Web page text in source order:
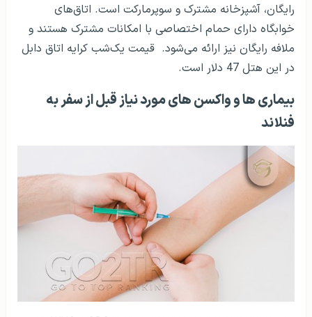
رایگان، آشپزخانه مشترک و سوپرمارکت است. اتاق‌های
خوابگاه دارای حمام اختصاصی با امکانات مشترک هستند و
ملافه رایگان نیز ارائه می‌شود. قیمت یک‌شب کرایه اتاق دابل
در این هتل 47 دلار است.
بیماری ها و واکسن های مورد نیاز قبل از سفر به
فنلاند